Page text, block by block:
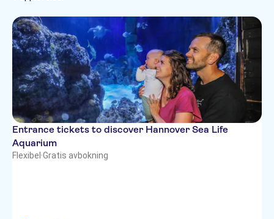
Entrance tickets to discover Hannover Sea Life
Aquarium
Flexibel ·Gratis avbokning